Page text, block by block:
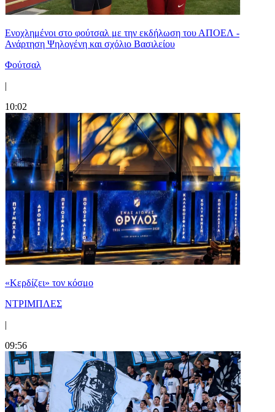
Ενοχλημένοι στο φούτσαλ με την εκδήλωση του ΑΠΟΕΛ -
Ανάρτηση Ψηλογένη και σχόλιο Βασιλείου
Φούτσαλ
|
10:02
«Κερδίζει» τον κόσμο
ΝΤΡΙΜΠΛΕΣ
|
09:56